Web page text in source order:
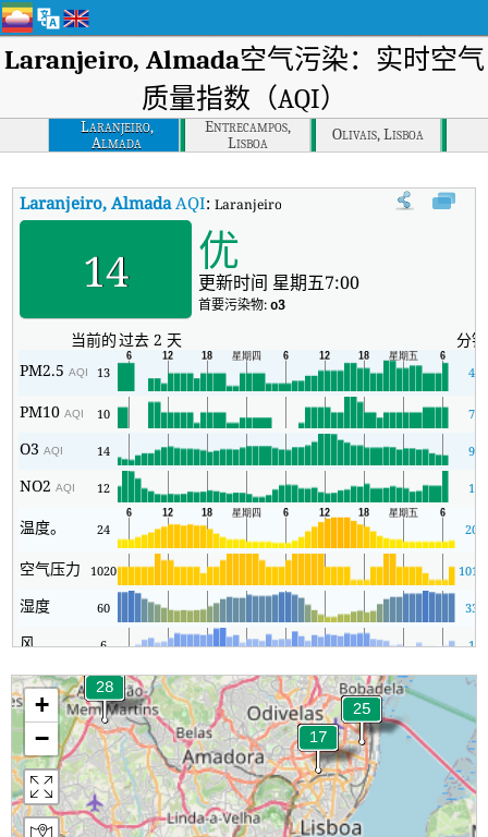
Laranjeiro, Almada空气污染：实时空气
质量指数（AQI）
Laranjeiro,
Almada
Entrecampos,
Lisboa
Olivais, Lisboa
Laranjeiro, AlmadaAQI:Laranjeiro, Almada实时空气质量指数（AQI
14 优
更新时间 星期五7:00
首要污染物:o3
当前的过去 2 天
分钟
PM2.5AQI 13 4
PM10AQI 10 7
O3AQI 14 9
NO2AQI 12 1
温度。 24 20
空气压力 1020 1019
湿度 60 33
风 6 1
+
−